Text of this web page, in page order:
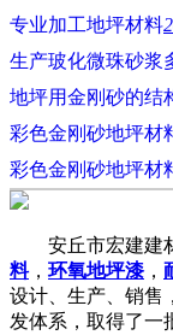
专业加工地坪材料
生产玻化微珠砂浆
地坪用金刚砂的结
彩色金刚砂地坪材
彩色金刚砂地坪材
安丘市宏建建
料， 环氧地坪漆 ，
设计、生产、销售
发体系，取得了一